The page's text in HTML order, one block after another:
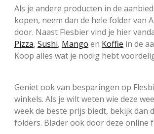
Als je andere producten in de
kopen, neem dan de hele folder van
door. Naast Flesbier vind je hier
Pizza, Sushi, Mango en Koffie in de
Koop alles wat je nodig hebt
Geniet ook van besparingen op
winkels. Als je wilt weten wie deze
week de beste prijs biedt, bekijk dan
folders. Blader ook door deze online